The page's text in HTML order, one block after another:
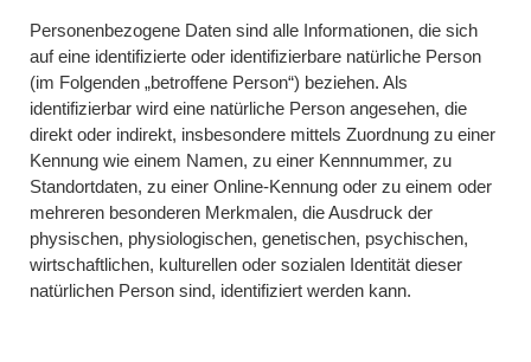
Personenbezogene Daten sind alle Informationen, die sich
auf eine identifizierte oder identifizierbare natürliche Person
(im Folgenden „betroffene Person“) beziehen. Als
identifizierbar wird eine natürliche Person angesehen, die
direkt oder indirekt, insbesondere mittels Zuordnung zu einer
Kennung wie einem Namen, zu einer Kennnummer, zu
Standortdaten, zu einer Online-Kennung oder zu einem oder
mehreren besonderen Merkmalen, die Ausdruck der
physischen, physiologischen, genetischen, psychischen,
wirtschaftlichen, kulturellen oder sozialen Identität dieser
natürlichen Person sind, identifiziert werden kann.